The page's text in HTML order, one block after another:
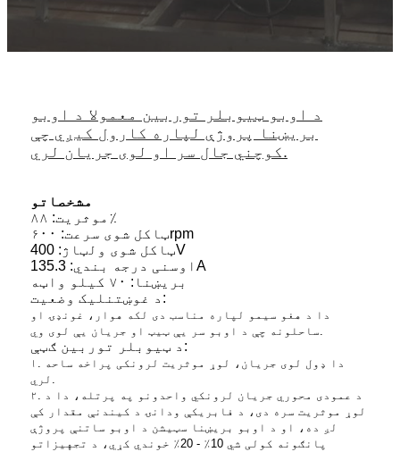
د اوبو ټیوبلر توربین معمولا د اوبو
بریښنا پروژې لپاره کارول کیږي چې
کوچني جال سر او لوی جریان لري.
مشخصاتو
موثریت: ۸۸٪
ټاکل شوی سرعت: ۶۰۰rpm
ټاکل شوی ولټاژ: 400V
اوسنی درجه بندي: 135.3A
بریښنا: ۷۰ کیلو واټه
د غوښتنلیک وضعیت:
دا د هغو سیمو لپاره مناسب دی لکه هوار، غونډۍ او
ساحلونه چې د اوبو سر یې ټیټ او جریان یې لوی وي.
د ټیوبلر توربین ګټې:
۱. دا ډول لوی جریان، لوړ موثریت لرونکی پراخه ساحه
لري.
۲. د عمودی محوري جریان لرونکي واحدونو په پرتله، دا د
لوړ موثریت سره دی، د فابریکې ودانۍ د کیندنې مقدار کې
لږ ده، او د اوبو بریښنا سټیشن د اوبو ساتنې پروژې
پانګونه کولی شي 10٪ - 20٪ خوندي کړي، د تجهیزاتو